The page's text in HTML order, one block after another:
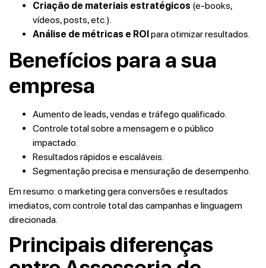
Criação de materiais estratégicos (e-books,
vídeos, posts, etc.).
Análise de métricas e ROIpara otimizar resultados.
Benefícios para a sua
empresa
Aumento de leads, vendas e tráfego qualificado.
Controle total sobre a mensagem e o público
impactado.
Resultados rápidos e escaláveis.
Segmentação precisa e mensuração de desempenho.
Em resumo: o marketing gera conversões e resultados
imediatos, com controle total das campanhas e linguagem
direcionada.
Principais diferenças